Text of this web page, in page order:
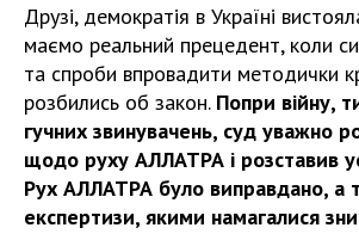
Друзі, демократія в Україні
маємо реальний прецедент, коли
та спроби впровадити методички
розбились об закон. Попри війну,
гучних звинувачень, суд уважно
щодо руху АЛЛАТРА і розставив
Рух АЛЛАТРА було виправдано, а
експертизи, якими намагалися